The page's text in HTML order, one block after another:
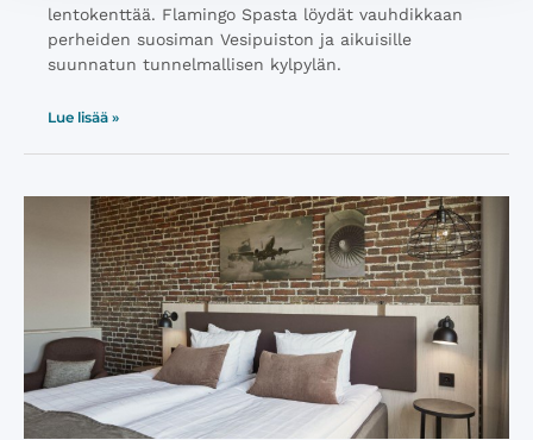
lentokenttää. Flamingo Spasta löydät vauhdikkaan
perheiden suosiman Vesipuiston ja aikuisille
suunnatun tunnelmallisen kylpylän.
Lue lisää »